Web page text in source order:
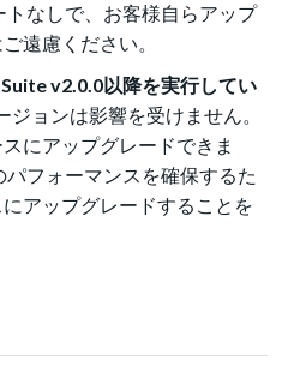
トなしで、お客様自らアップ
遠慮ください。
v2.0.0以降を実行してい
ジョンは影響を受けません。
にアップグレードできま
フォーマンスを確保するた
アップグレードすることを